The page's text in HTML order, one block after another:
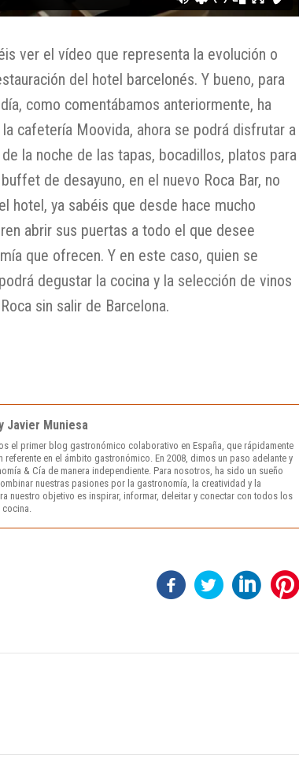
ver el vídeo que representa la evolución o
del hotel barcelonés. Y bueno, para
como comentábamos anteriormente, ha
cafetería Moovida, ahora se podrá disfrutar a
la noche de las tapas, bocadillos, platos para
de desayuno, en el nuevo Roca Bar, no
hotel, ya sabéis que desde hace mucho
abrir sus puertas a todo el que desee
que ofrecen. Y en este caso, quien se
degustar la cocina y la selección de vinos
sin salir de Barcelona.
Javier Muniesa
el primer blog gastronómico colaborativo en España, que rápidamente
referente en el ámbito gastronómico. En 2008, dimos un paso adelante y
& Cía de manera independiente. Para nosotros, ha sido un sueño
nuestras pasiones por la gastronomía, la creatividad y la
nuestro objetivo es inspirar, informar, deleitar y conectar con todos los